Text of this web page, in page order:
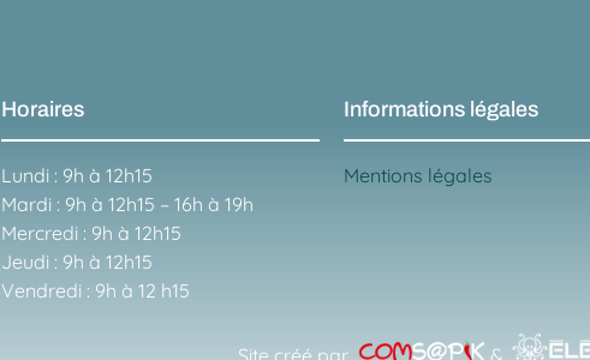
Horaires
Lundi : 9h à 12h15
Mardi : 9h à 12h15 – 16h à 19h
Mercredi : 9h à 12h15
Jeudi : 9h à 12h15
Vendredi : 9h à 12 h15
Informations légales
Mentions légales